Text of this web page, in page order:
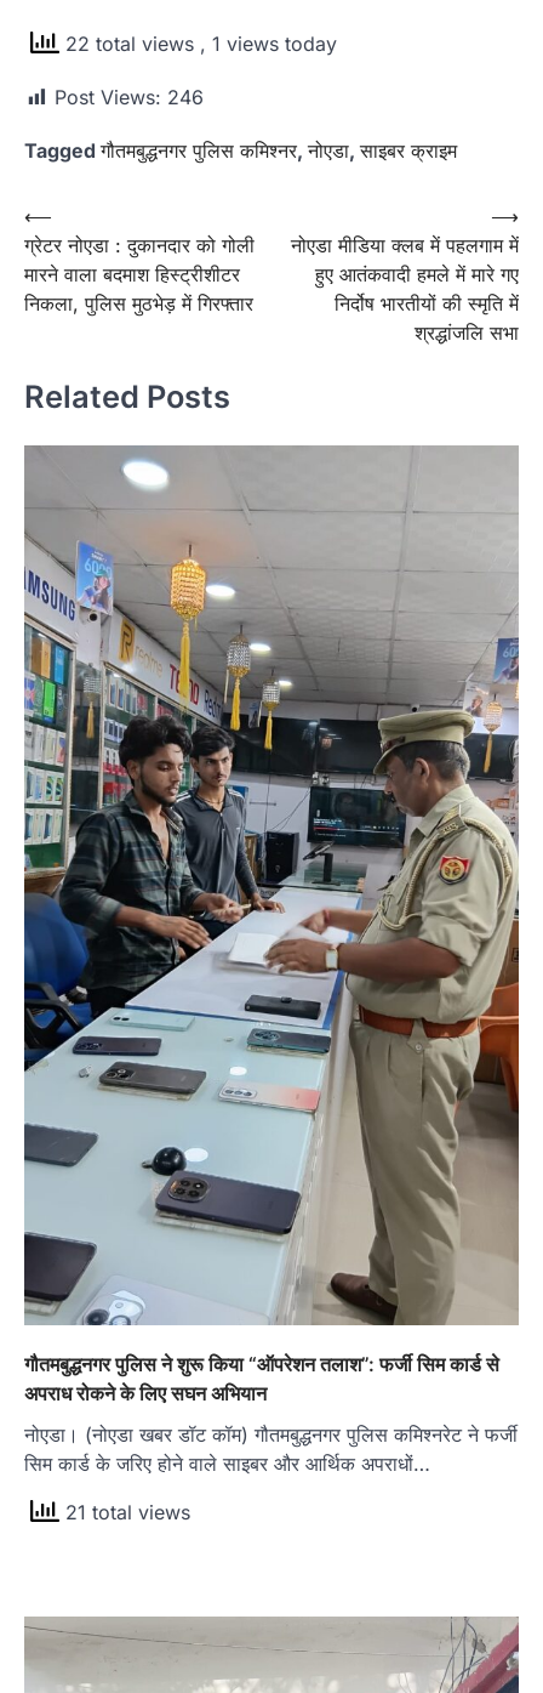
22 total views , 1 views today
Post Views: 246
Taggedगौतमबुद्धनगर पुलिस कमिश्नर,नोएडा,साइबर क्राइम
Post
navigation
⟵
ग्रेटर नोएडा : दुकानदार को गोली
मारने वाला बदमाश हिस्ट्रीशीटर
निकला, पुलिस मुठभेड़ में गिरफ्तार
नोएडा मीडिया क्लब में पहलगाम में
हुए आतंकवादी हमले में मारे गए
निर्दोष भारतीयों की स्मृति में
श्रद्धांजलि सभा
⟶
Related Posts
गौतमबुद्धनगर पुलिस ने शुरू किया “ऑपरेशन तलाश”: फर्जी सिम कार्ड से
अपराध रोकने के लिए सघन अभियान
नोएडा। (नोएडा खबर डॉट कॉम) गौतमबुद्धनगर पुलिस कमिश्नरेट ने फर्जी
सिम कार्ड के जरिए होने वाले साइबर और आर्थिक अपराधों…
21 total views